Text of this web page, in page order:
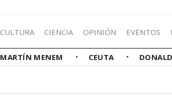
CULTURA CIENCIA OPINIÓN EVENTOS
MARTÍN MENEM CEUTA